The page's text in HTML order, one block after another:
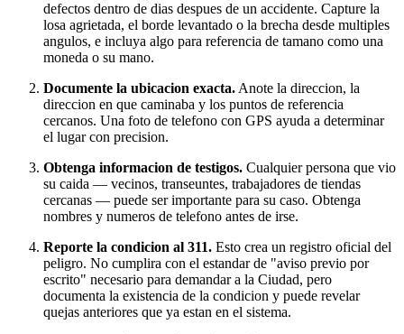
defectos dentro de dias despues de un accidente. Capture la
losa agrietada, el borde levantado o la brecha desde multiples
angulos, e incluya algo para referencia de tamano como una
moneda o su mano.
Documente la ubicacion exacta.Anote la direccion, la
direccion en que caminaba y los puntos de referencia
cercanos. Una foto de telefono con GPS ayuda a determinar
el lugar con precision.
Obtenga informacion de testigos. Cualquier persona que vio
su caida — vecinos, transeuntes, trabajadores de tiendas
cercanas — puede ser importante para su caso. Obtenga
nombres y numeros de telefono antes de irse.
Reporte la condicion al 311. Esto crea un registro oficial del
peligro. No cumplira con el estandar de "aviso previo por
escrito" necesario para demandar a la Ciudad, pero
documenta la existencia de la condicion y puede revelar
quejas anteriores que ya estan en el sistema.